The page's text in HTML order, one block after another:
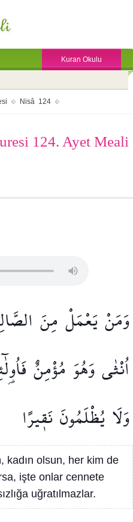
Kuran Okulu
Nisâ 124
124. Ayet Meali
وَمَنْيَعْمَلْ مِنَ
اُنْثٰىوَهُوَ مُؤْمِنٌ
وَلَا يُظْلَمُونَنَق۪يرًا
kadın olsun, her kim de
işte onlar cennete
uğratılmazlar.